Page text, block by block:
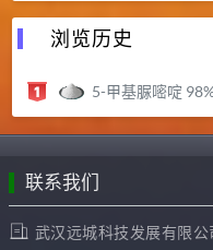
浏览历史
5-甲基脲嘧啶
联系我们
武汉远城科技发展有限公